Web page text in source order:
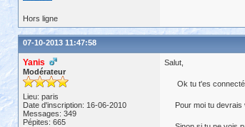
Hors ligne
07-10-2013 11:47:58
Yanis
Modérateur
Lieu: paris
Date d'inscription: 16-06-2010
Messages: 349
Pépites: 665
Salut,
Ok tu t'es connecté
Pour moi tu devrais